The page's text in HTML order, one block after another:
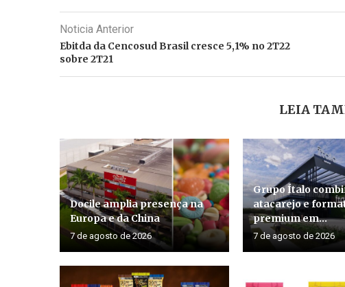
Noticia Anterior
Ebitda da Cencosud Brasil cresce 5,1% no 2T22
sobre 2T21
LEIA
Docile amplia presença na
Europa e da China
7 de agosto de 2026
Grupo Ítalo
atacarejo e
premium em...
7 de agosto de 2026